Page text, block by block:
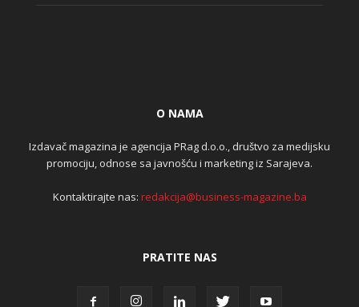
O NAMA
Izdavač magazina je agencija PRag d.o.o., društvo za medijsku
promociju, odnose sa javnošću i marketing iz Sarajeva.
Kontaktirajte nas: redakcija@business-magazine.ba
PRATITE NAS